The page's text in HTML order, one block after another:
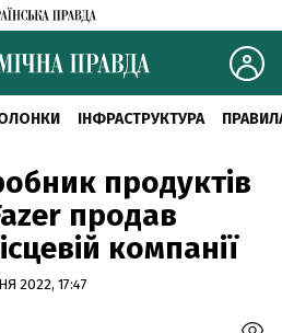
ІНФРАСТРУКТУРА
продуктів
продав
компанії
2022, 17:47